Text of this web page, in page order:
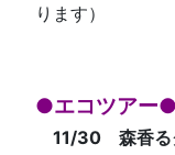
ります）
●エコツアー●
11/30 森香る